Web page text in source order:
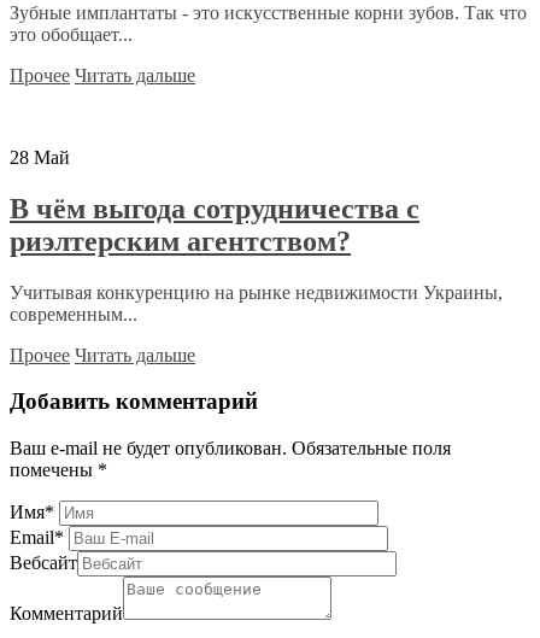
Зубные имплантаты - это искусственные корни зубов. Так что
это обобщает...
Прочее Читать дальше
28 Май
В чём выгода сотрудничества с
риэлтерским агентством?
Учитывая конкуренцию на рынке недвижимости Украины,
современным...
Прочее Читать дальше
Добавить комментарий
Ваш e-mail не будет опубликован. Обязательные поля
помечены *
Имя*
Email*
Вебсайт
Комментарий